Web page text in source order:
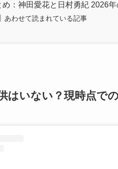
め：神田愛花と日村勇紀 2026
あわせて読まれている記事
はいない？現時点で